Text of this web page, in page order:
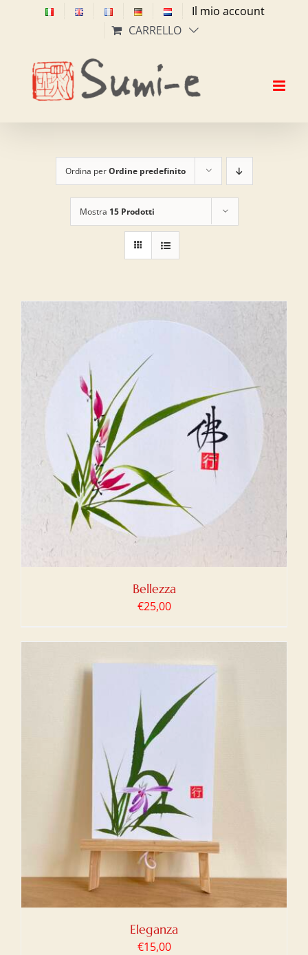
Il mio account
CARRELLO
Ordina perOrdine predefinito
Mostra 15 Prodotti
Bellezza
€25,00
Eleganza
€15,00